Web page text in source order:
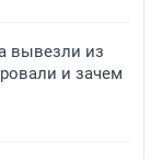
вывезли из
и зачем